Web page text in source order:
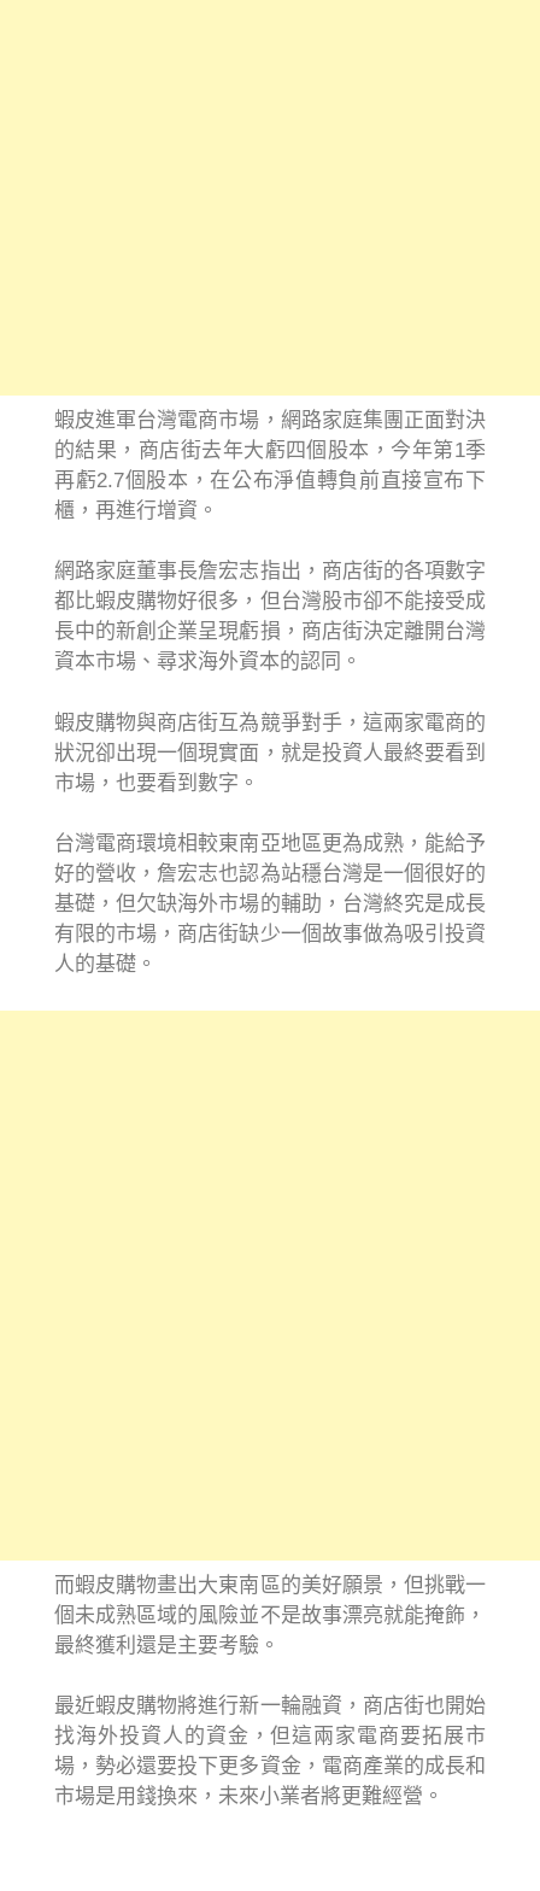
蝦皮進軍台灣電商市場，網路家庭集團正面對決
的結果，商店街去年大虧四個股本，今年第1季
再虧2.7個股本，在公布淨值轉負前直接宣布下
櫃，再進行增資。
網路家庭董事長詹宏志指出，商店街的各項數字
都比蝦皮購物好很多，但台灣股市卻不能接受成
長中的新創企業呈現虧損，商店街決定離開台灣
資本市場、尋求海外資本的認同。
蝦皮購物與商店街互為競爭對手，這兩家電商的
狀況卻出現一個現實面，就是投資人最終要看到
市場，也要看到數字。
台灣電商環境相較東南亞地區更為成熟，能給予
好的營收，詹宏志也認為站穩台灣是一個很好的
基礎，但欠缺海外市場的輔助，台灣終究是成長
有限的市場，商店街缺少一個故事做為吸引投資
人的基礎。
而蝦皮購物畫出大東南區的美好願景，但挑戰一
個未成熟區域的風險並不是故事漂亮就能掩飾，
最終獲利還是主要考驗。
最近蝦皮購物將進行新一輪融資，商店街也開始
找海外投資人的資金，但這兩家電商要拓展市
場，勢必還要投下更多資金，電商產業的成長和
市場是用錢換來，未來小業者將更難經營。